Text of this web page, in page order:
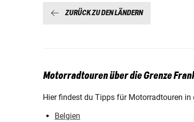
ZURÜCK ZU DEN LÄNDERN
Motorradtouren über die Grenze
Hier findest du Tipps für Motorradtouren
Belgien